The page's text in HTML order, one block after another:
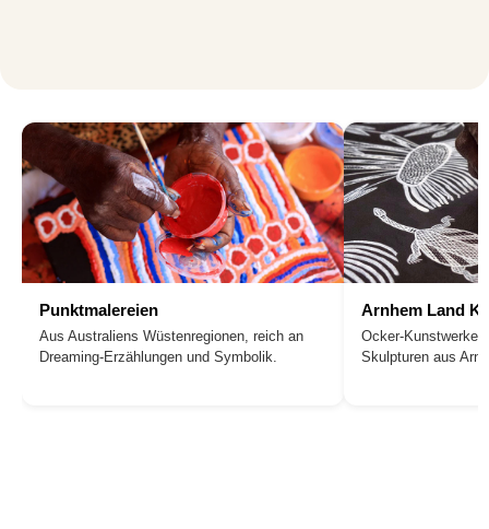
Punktmalereien
Aus Australiens Wüstenregionen, reich an
Dreaming-Erzählungen und Symbolik.
Arnhem Land
Ocker-Kunstwerke,
Skulpturen aus